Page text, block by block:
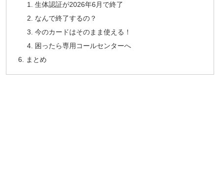
生体認証が2026年6月で終了
なんで終了するの？
今のカードはそのまま使える！
困ったら専用コールセンターへ
まとめ